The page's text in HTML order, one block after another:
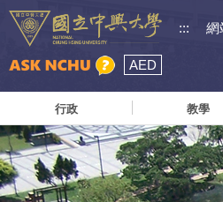
::: 網
AED
行政 教學